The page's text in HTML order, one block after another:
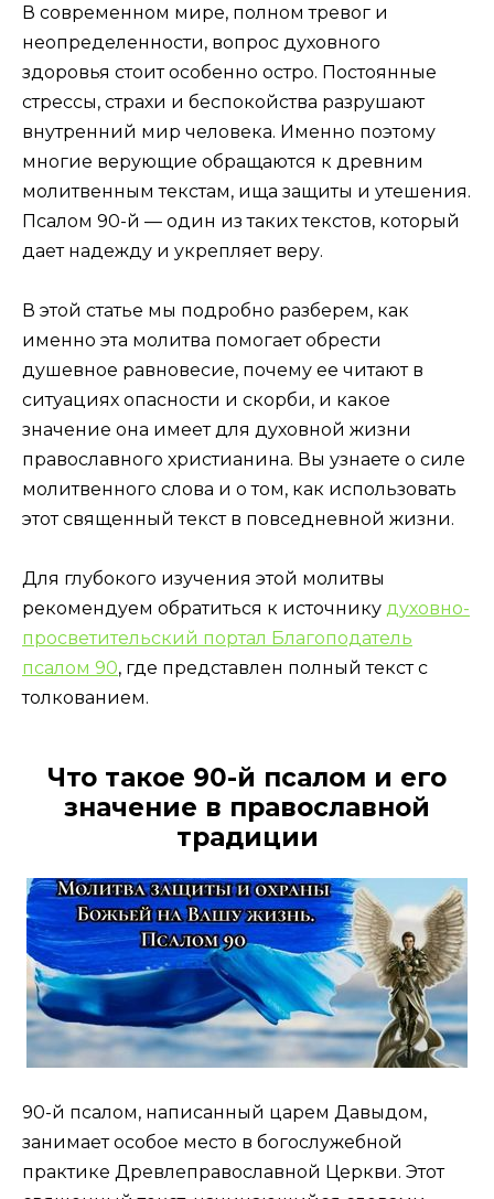
В современном мире, полном тревог и
неопределенности, вопрос духовного
здоровья стоит особенно остро. Постоянные
стрессы, страхи и беспокойства разрушают
внутренний мир человека. Именно поэтому
многие верующие обращаются к древним
молитвенным текстам, ища защиты и утешения.
Псалом 90-й — один из таких текстов, который
дает надежду и укрепляет веру.
В этой статье мы подробно разберем, как
именно эта молитва помогает обрести
душевное равновесие, почему ее читают в
ситуациях опасности и скорби, и какое
значение она имеет для духовной жизни
православного христианина. Вы узнаете о силе
молитвенного слова и о том, как использовать
этот священный текст в повседневной жизни.
Для глубокого изучения этой молитвы
рекомендуем обратиться к источнику духовно-
просветительский портал Благоподатель
псалом 90, где представлен полный текст с
толкованием.
Что такое 90-й псалом и его
значение в православной
традиции
90-й псалом, написанный царем Давыдом,
занимает особое место в богослужебной
практике Древлеправославной Церкви. Этот